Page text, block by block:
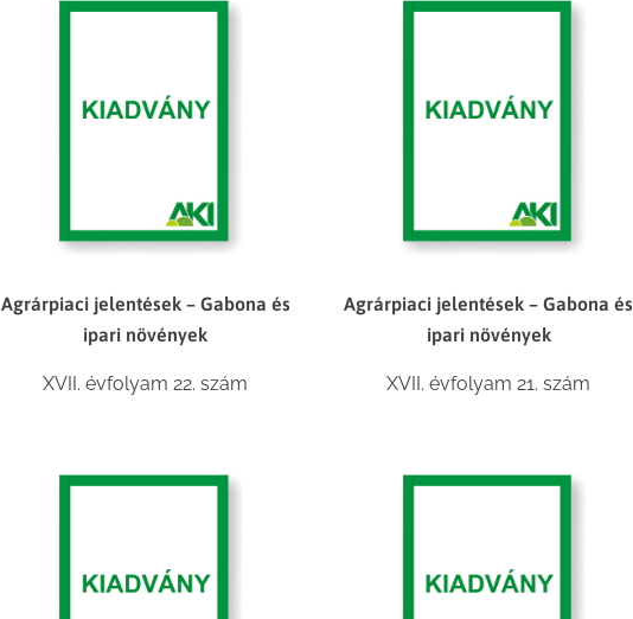
Agrárpiaci jelentések – Gabona és
ipari növények
XVII. évfolyam 22. szám
Agrárpiaci jelentések – Gabona és
ipari növények
XVII. évfolyam 21. szám